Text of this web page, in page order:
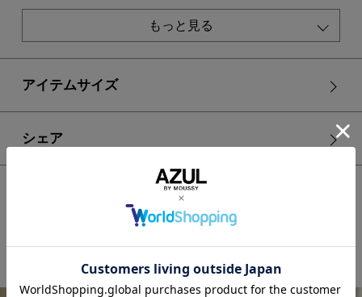
もっと見る
アイテムサイズ
シェア
バッグ
STAFF COORDINATE